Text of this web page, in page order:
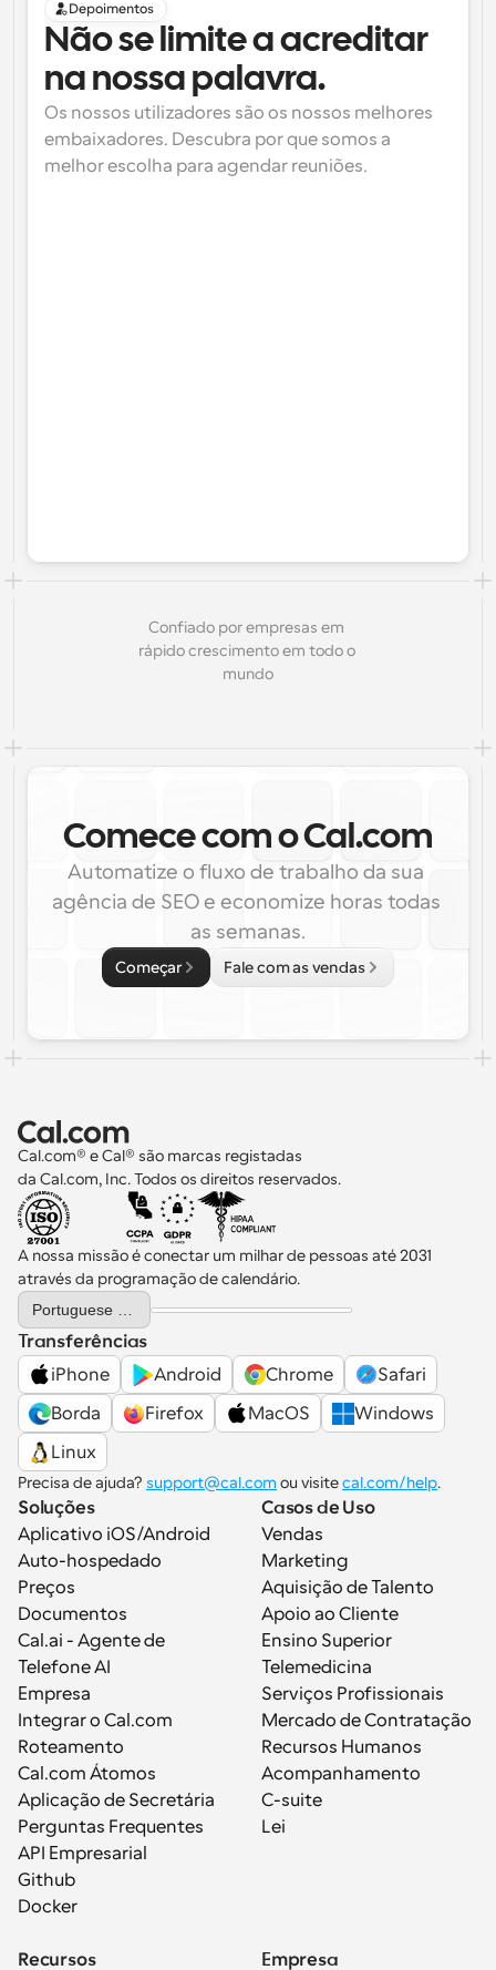
Depoimentos
Não se limite a acreditar
na nossa palavra.
Os nossos utilizadores são os nossos melhores
embaixadores. Descubra por que somos a
melhor escolha para agendar reuniões.
Confiado por empresas em
rápido crescimento em todo o
mundo
Comece com o Cal.com
Automatize o fluxo de trabalho da sua
agência de SEO e economize horas todas
as semanas.
Começar Fale com as vendas
Cal.com® e Cal® são marcas registadas
da Cal.com, Inc. Todos os direitos reservados.
A nossa missão é conectar um milhar de pessoas até 2031
através da programação de calendário.
Select Language
Transferências
iPhone
Android Chrome
Safari
Borda
Firefox MacOS
Windows
Linux
Precisa de ajuda? support@cal.com ou visite cal.com/help.
Soluções
Aplicativo iOS/Android
Auto-hospedado
Preços
Documentos
Cal.ai - Agente de
Telefone AI
Empresa
Integrar o Cal.com
Roteamento
Cal.com Átomos
Aplicação de Secretária
Perguntas Frequentes
API Empresarial
Github
Docker
Casos de Uso
Vendas
Marketing
Aquisição de Talento
Apoio ao Cliente
Ensino Superior
Telemedicina
Serviços Profissionais
Mercado de Contratação
Recursos Humanos
Acompanhamento
C-suite
Lei
Recursos Empresa